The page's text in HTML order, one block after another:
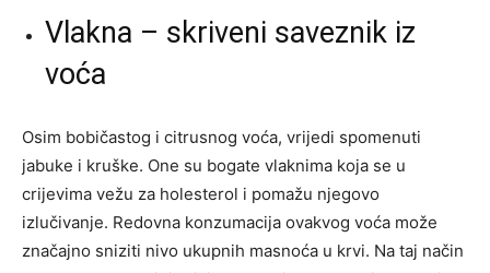
Vlakna – skriveni saveznik iz
voća
Osim bobičastog i citrusnog voća, vrijedi spomenuti
jabuke i kruške. One su bogate vlaknima koja se u
crijevima vežu za holesterol i pomažu njegovo
izlučivanje. Redovna konzumacija ovakvog voća može
značajno sniziti nivo ukupnih masnoća u krvi. Na taj način